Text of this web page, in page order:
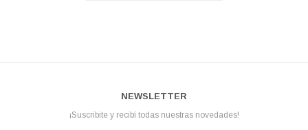
NEWSLETTER
¡Suscribite y recibí todas nuestras novedades!